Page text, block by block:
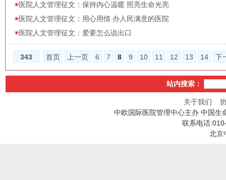
医院人文管理征文：保持内心温暖 照亮生命光亮
医院人文管理征文：用心用情 办人民满意的医院
医院人文管理征文：爱要怎么说出口
343 首页 上一页 6 7 8 9 10 11 12 13 14 下
站内搜索：
关于我们
中欧国际医院管理中心主办 中国生
联系电话
北京